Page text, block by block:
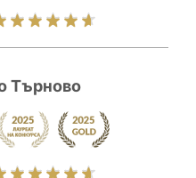
Търново